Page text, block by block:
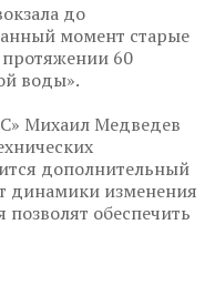
до
момент старые
60
воды».
Михаил Медведев
дополнительный
динамики изменения
обеспечить